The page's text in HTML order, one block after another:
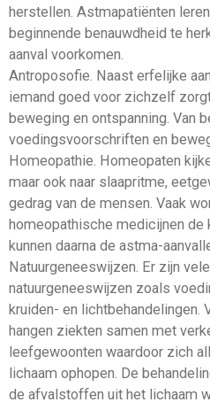
herstellen. Astmapatiënten
beginnende benauwdheid te
aanval voorkomen.
Antroposofie. Naast erfelijke
iemand goed voor zichzelf
beweging en ontspanning. Van
voedingsvoorschriften en
Homeopathie. Homeopaten
maar ook naar slaapritme,
gedrag van de mensen. Vaak
homeopathische medicijnen de
kunnen daarna de astma-
Natuurgeneeswijzen. Er zijn
natuurgeneeswijzen zoals
kruiden- en lichtbehandelingen.
hangen ziekten samen met
leefgewoonten waardoor zich
lichaam ophopen. De
de afvalstoffen uit het lichaam